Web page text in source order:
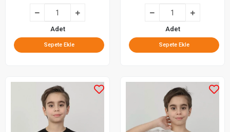
Adet
Sepete Ekle
Adet
Sepete Ekle